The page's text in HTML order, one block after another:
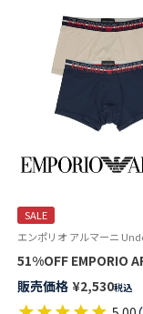
SALE
51%OFF EMPORIO
販売価格 ¥2,530税込